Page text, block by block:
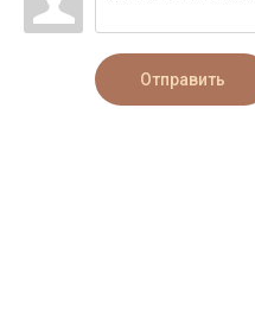
Отправить